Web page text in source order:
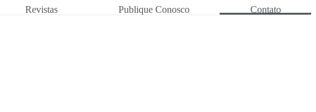
Revistas Publique Conosco Contato